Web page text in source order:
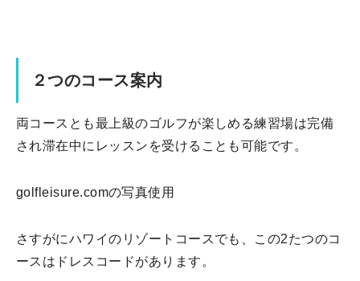
２つのコース案内
両コースとも最上級のゴルフが楽しめる練習場は完備
され滞在中にレッスンを受けることも可能です。
golfleisure.comの写真使用
さすがにハワイのリゾートコースでも、この2たつのコ
ースはドレスコードがあります。